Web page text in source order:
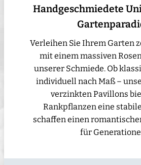
Handgeschmiedete
Verleihen Sie Ihrem Garten
mit einem massiven
unserer Schmiede. Ob
individuell nach Maß –
verzinkten Pavillons
Rankpflanzen eine
schaffen einen
für